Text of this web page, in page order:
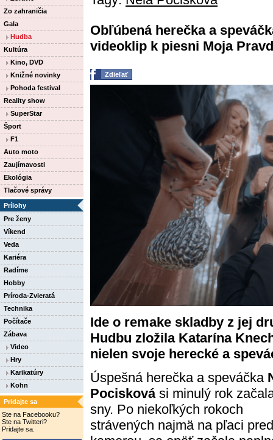
Zo zahraničia
Gala
Hudba
Kultúra
Kino, DVD
Knižné novinky
Pohoda festival
Reality show
SuperStar
Šport
F1
Auto moto
Zaujímavosti
Ekológia
Tlačové správy
Prílohy
Pre ženy
Víkend
Veda
Kariéra
Radíme
Hobby
Príroda-Zvieratá
Technika
Počítače
Zábava
Video
Hry
Karikatúry
Kohn
Pridajte sa
Ste na Facebooku?
Ste na Twitteri?
Pridajte sa.
Obľúbená herečka a
videoklip k piesni Moja
Zdieľať
Ide o remake skladby z jej
Hudbu zložila Katarína
nielen svoje herecké a
Úspešná herečka a speváčka
Pocisková si minulý rok
sny. Po niekoľkých rokoch
strávených najmä na pľaci pred